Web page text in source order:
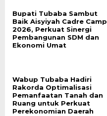
Bupati Tubaba Sambut
Baik Aisyiyah Cadre Camp
2026, Perkuat Sinergi
Pembangunan SDM dan
Ekonomi Umat
Wabup Tubaba Hadiri
Rakorda Optimalisasi
Pemanfaatan Tanah dan
Ruang untuk Perkuat
Perekonomian Daerah